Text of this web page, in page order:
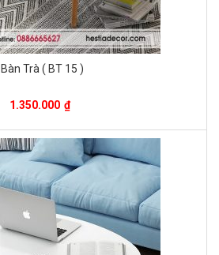
Bàn Trà ( BT 15 )
1.350.000 ₫